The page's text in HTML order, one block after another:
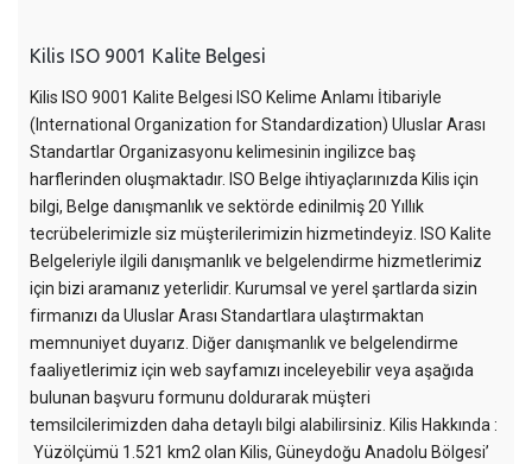
Kilis ISO 9001 Kalite Belgesi
Kilis ISO 9001 Kalite Belgesi ISO Kelime Anlamı İtibariyle
(International Organization for Standardization) Uluslar Arası
Standartlar Organizasyonu kelimesinin ingilizce baş
harflerinden oluşmaktadır. ISO Belge ihtiyaçlarınızda Kilis için
bilgi, Belge danışmanlık ve sektörde edinilmiş 20 Yıllık
tecrübelerimizle siz müşterilerimizin hizmetindeyiz. ISO Kalite
Belgeleriyle ilgili danışmanlık ve belgelendirme hizmetlerimiz
için bizi aramanız yeterlidir. Kurumsal ve yerel şartlarda sizin
firmanızı da Uluslar Arası Standartlara ulaştırmaktan
memnuniyet duyarız. Diğer danışmanlık ve belgelendirme
faaliyetlerimiz için web sayfamızı inceleyebilir veya aşağıda
bulunan başvuru formunu doldurarak müşteri
temsilcilerimizden daha detaylı bilgi alabilirsiniz. Kilis Hakkında :
Yüzölçümü 1.521 km2 olan Kilis, Güneydoğu Anadolu Bölgesi’